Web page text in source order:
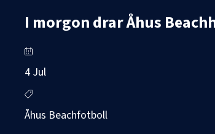
I morgon drar Åhus
4 Jul
Åhus Beachfotboll